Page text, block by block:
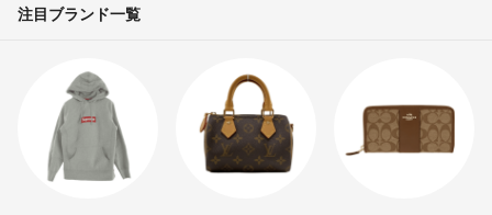
注目ブランド一覧